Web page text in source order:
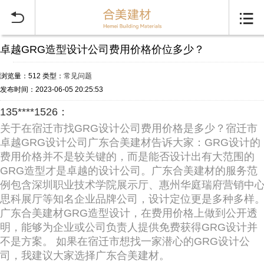
 
卓越GRG造型设计公司费用价格价位多少？
浏览量：512 类型： 常见问题
发布时间：2023-06-05 20:25:53
135****1526：
关于在宿迁市找GRG设计公司费用价格是多少？宿迁市
卓越GRG设计公司广东合美建材告诉大家：GRG设计的
费用价格并不是较关键的，而是能否设计出有大范围的
GRG造型才是卓越的设计公司。广东合美建材的服务范
例包含深圳职业技术学院展示厅、惠州华庭瑞府营销中
思科展厅等知名企业品牌公司，设计定位更是多种多样
广东合美建材GRG造型设计，在费用价格上做到公开透
明，能够为企业或公司负责人提供免费获得GRG设计并
不是方案。 如果在宿迁市想找一家潜心的GRG设计公
司，我建议大家选择广东合美建材。